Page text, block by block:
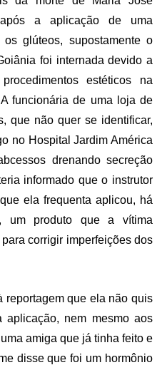
a aplicação de uma
glúteos, supostamente o
foi internada devido a
estéticos na
funcionária de uma loja de
que não quer se identificar,
no Hospital Jardim América
drenando secreção
informado que o instrutor
ela frequenta aplicou, há
um produto que a vítima
corrigir imperfeições dos
reportagem que ela não quis
nem mesmo aos
amiga que já tinha feito e
disse que foi um hormônio